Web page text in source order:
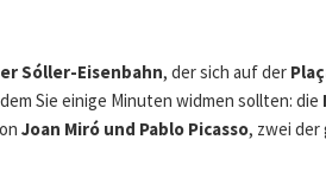
Sóller-Eisenbahn, der sich auf der
Sie einige Minuten widmen sollten: die
Joan Miró und Pablo Picasso, zwei